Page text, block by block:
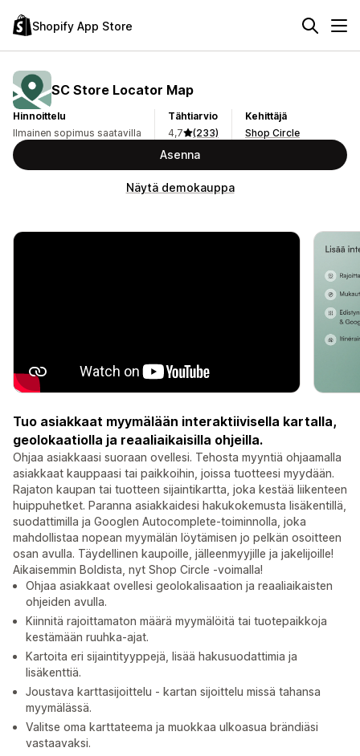
Shopify App Store
SC Store Locator Map
Hinnoittelu
Ilmainen sopimus saatavilla
Tähtiarvio
4,7
(233)
Kehittäjä
Shop Circle
Asenna
Näytä demokauppa
Tuo asiakkaat myymälään interaktiivisella kartalla,
geolokaatiolla ja reaaliaikaisilla ohjeilla.
Ohjaa asiakkaasi suoraan ovellesi. Tehosta myyntiä ohjaamalla
asiakkaat kauppaasi tai paikkoihin, joissa tuotteesi myydään.
Rajaton kaupan tai tuotteen sijaintikartta, joka kestää liikenteen
huippuhetket. Paranna asiakkaidesi hakukokemusta lisäkentillä,
suodattimilla ja Googlen Autocomplete-toiminnolla, joka
mahdollistaa nopean myymälän löytämisen jo pelkän osoitteen
osan avulla. Täydellinen kaupoille, jälleenmyyjille ja jakelijoille!
Aikaisemmin Boldista, nyt Shop Circle -voimalla!
Ohjaa asiakkaat ovellesi geolokalisaation ja reaaliaikaisten
ohjeiden avulla.
Kiinnitä rajoittamaton määrä myymälöitä tai tuotepaikkoja
kestämään ruuhka-ajat.
Kartoita eri sijaintityyppejä, lisää hakusuodattimia ja
lisäkenttiä.
Joustava karttasijoittelu - kartan sijoittelu missä tahansa
myymälässä.
Valitse oma karttateema ja muokkaa ulkoasua brändiäsi
vastaavaksi.